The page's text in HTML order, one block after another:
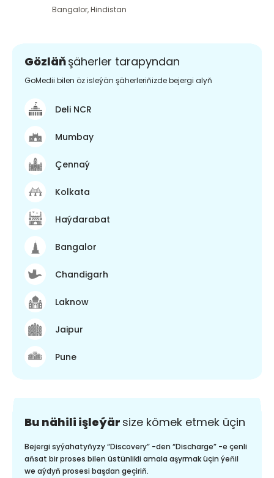
Bangalor,Hindistan
Gözläňşäherler tarapyndan
GoMedii bilen öz isleýän şäherleriňizde bejergi alyň
Deli NCR
Mumbay
Çennaý
Kolkata
Haýdarabat
Bangalor
Chandigarh
Laknow
Jaipur
Pune
Bu nähili işleýär size kömek etmek üçin
Bejergi syýahatyňyzy “Discovery” -den “Discharge” -e çenli
aňsat bir proses bilen üstünlikli amala aşyrmak üçin ýeňil
we aýdyň prosesi başdan geçiriň.